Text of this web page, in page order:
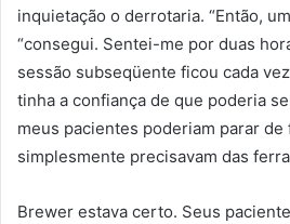
inquietação o derrotaria. “Então,
“consegui. Sentei-me por duas
sessão subseqüente ficou cada
tinha a confiança de que poderia
meus pacientes poderiam parar de
simplesmente precisavam das
Brewer estava certo. Seus